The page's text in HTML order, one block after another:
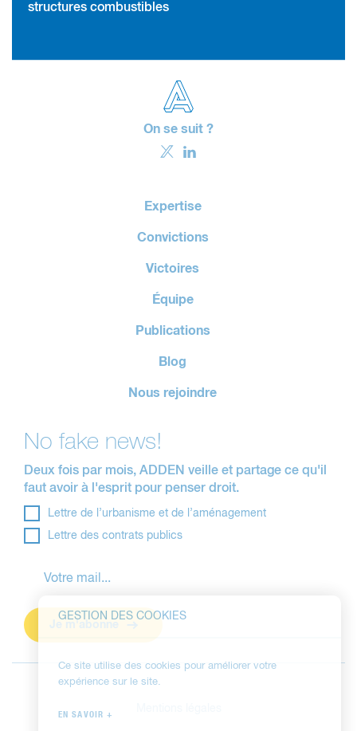
structures combustibles
On se suit ?
Expertise
Convictions
Victoires
Équipe
Publications
Blog
Nous rejoindre
No fake news!
Deux fois par mois, ADDEN veille et partage ce qu'il
faut avoir à l'esprit pour penser droit.
Lettre de l’urbanisme et de l’aménagement
Lettre des contrats publics
Je m'abonne
GESTION DES COOKIES
Ce site utilise des cookies pour améliorer votre
expérience sur le site.
EN SAVOIR +